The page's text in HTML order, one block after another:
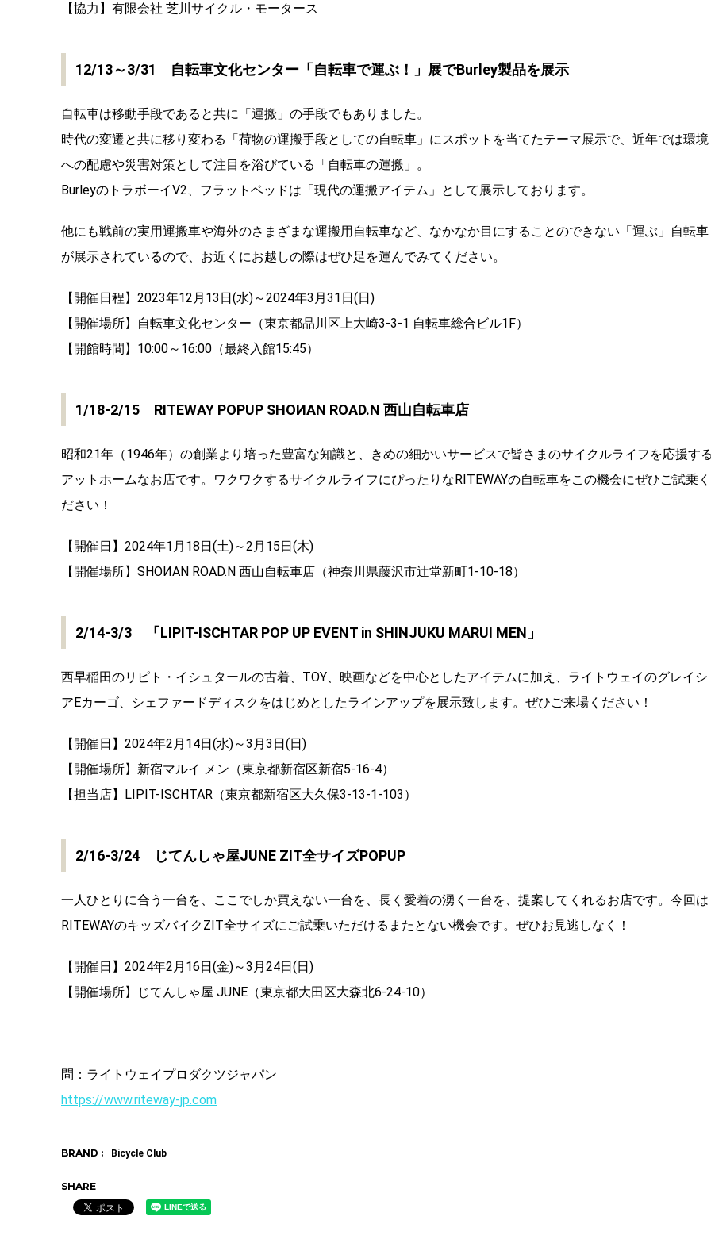
【協力】有限会社 芝川サイクル・モータース
12/13～3/31 自転車文化センター「自転車で運ぶ！」展でBurley製品を展示
自転車は移動手段であると共に「運搬」の手段でもありました。
時代の変遷と共に移り変わる「荷物の運搬手段としての自転車」にスポットを当てたテーマ展示で、近年では環境
への配慮や災害対策として注目を浴びている「自転車の運搬」。
BurleyのトラボーイV2、フラットベッドは「現代の運搬アイテム」として展示しております。
他にも戦前の実用運搬車や海外のさまざまな運搬用自転車など、なかなか目にすることのできない「運ぶ」自転車
が展示されているので、お近くにお越しの際はぜひ足を運んでみてください。
【開催日程】2023年12月13日(水)～2024年3月31日(日)
【開催場所】自転車文化センター（東京都品川区上大崎3-3-1 自転車総合ビル1F）
【開館時間】10:00～16:00（最終入館15:45）
1/18-2/15 RITEWAY POPUP SHOИAN ROAD.N 西山自転車店
昭和21年（1946年）の創業より培った豊富な知識と、きめの細かいサービスで皆さまのサイクルライフを応援す
アットホームなお店です。ワクワクするサイクルライフにぴったりなRITEWAYの自転車をこの機会にぜひご試乗く
ださい！
【開催日】2024年1月18日(土)～2月15日(木)
【開催場所】SHOИAN ROAD.N 西山自転車店（神奈川県藤沢市辻堂新町1-10-18）
2/14-3/3 「LIPIT-ISCHTAR POP UP EVENT in SHINJUKU MARUI MEN」
西早稲田のリピト・イシュタールの古着、TOY、映画などを中心としたアイテムに加え、ライトウェイのグレイシ
アEカーゴ、シェファードディスクをはじめとしたラインアップを展示致します。ぜひご来場ください！
【開催日】2024年2月14日(水)～3月3日(日)
【開催場所】新宿マルイ メン（東京都新宿区新宿5-16-4）
【担当店】LIPIT-ISCHTAR（東京都新宿区大久保3-13-1-103）
2/16-3/24 じてんしゃ屋JUNE ZIT全サイズPOPUP
一人ひとりに合う一台を、ここでしか買えない一台を、長く愛着の湧く一台を、提案してくれるお店です。今回は
RITEWAYのキッズバイクZIT全サイズにご試乗いただけるまたとない機会です。ぜひお見逃しなく！
【開催日】2024年2月16日(金)～3月24日(日)
【開催場所】じてんしゃ屋 JUNE（東京都大田区大森北6-24-10）
問：ライトウェイプロダクツジャパン
https://www.riteway-jp.com
BRAND : Bicycle Club
SHARE